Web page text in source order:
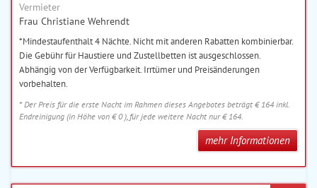
Vermieter
Frau Christiane Wehrendt
*Mindestaufenthalt 4 Nächte. Nicht mit anderen Rabatten kombinierbar.
Die Gebühr für Haustiere und Zustellbetten ist ausgeschlossen.
Abhängig von der Verfügbarkeit. Irrtümer und Preisänderungen
vorbehalten.
* Der Preis für die erste Nacht im Rahmen dieses Angebotes beträgt € 164 inkl.
Endreinigung (in Höhe von € 0 ), für jede weitere Nacht nur € 164.
mehr Informationen